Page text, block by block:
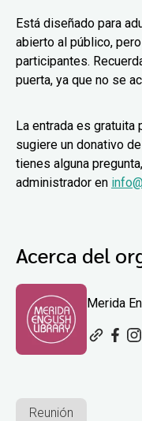
Está diseñado para
abierto al público,
participantes.
puerta, ya que no se
La entrada es gratuita
sugiere un donativo
tienes alguna
administrador en
Acerca del
Merida
Reunión